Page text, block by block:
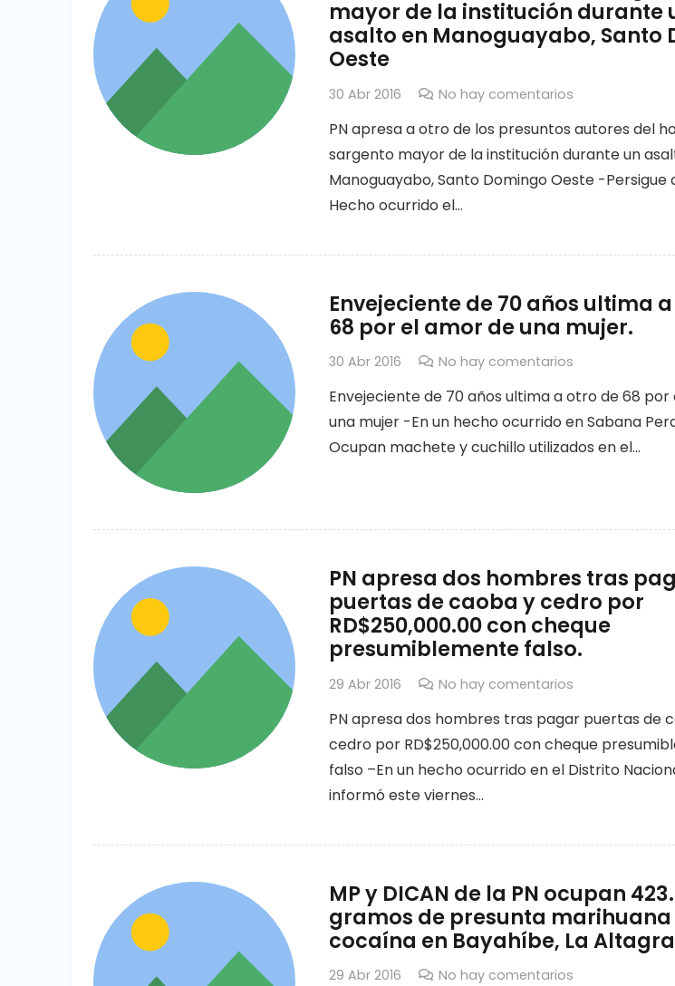
mayor de la institución durante
asalto en Manoguayabo, Santo
Oeste
30 Abr 2016 No hay comentarios
PN apresa a otro de los presuntos autores del
sargento mayor de la institución durante un
Manoguayabo, Santo Domingo Oeste -Persigue
Hecho ocurrido el…
Envejeciente de 70 años ultima
68 por el amor de una mujer.
30 Abr 2016 No hay comentarios
Envejeciente de 70 años ultima a otro de 68
una mujer -En un hecho ocurrido en Sabana
Ocupan machete y cuchillo utilizados en el…
PN apresa dos hombres tras
puertas de caoba y cedro por
RD$250,000.00 con cheque
presumiblemente falso.
29 Abr 2016 No hay comentarios
PN apresa dos hombres tras pagar puertas de
cedro por RD$250,000.00 con cheque
falso –En un hecho ocurrido en el Distrito
informó este viernes…
MP y DICAN de la PN ocupan
gramos de presunta marihuana
cocaína en Bayahíbe, La
29 Abr 2016 No hay comentarios